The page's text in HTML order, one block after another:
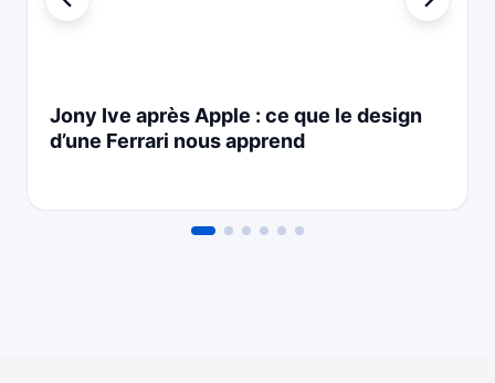
Jony Ive après Apple : ce que le design
d’une Ferrari nous apprend